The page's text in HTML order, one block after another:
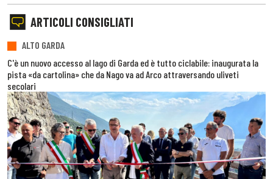
ARTICOLI CONSIGLIATI
ALTO GARDA
C'è un nuovo accesso al lago di Garda ed è tutto ciclabile: inaugurata la
pista «da cartolina» che da Nago va ad Arco attraversando uliveti
secolari